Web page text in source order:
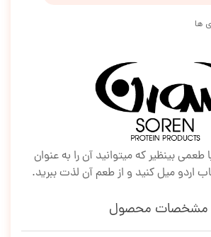
ها
بینظیر که میتوانید آن را به عنوان
اردو میل کنید و از طعم آن لذت ببرید.
مشخصات محصول